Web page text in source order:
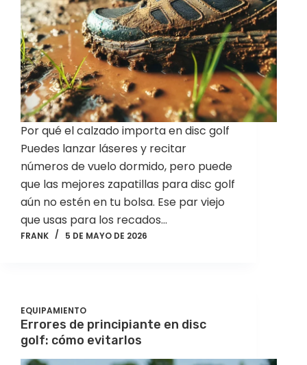
Por qué el calzado importa en disc golf
Puedes lanzar láseres y recitar
números de vuelo dormido, pero puede
que las mejores zapatillas para disc golf
aún no estén en tu bolsa. Ese par viejo
que usas para los recados…
FRANK 5 DE MAYO DE 2026
EQUIPAMIENTO
Errores de principiante en disc
golf: cómo evitarlos